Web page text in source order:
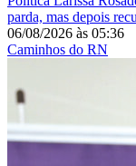
parda, mas depois
06/08/2026 às 05:36
Caminhos do RN